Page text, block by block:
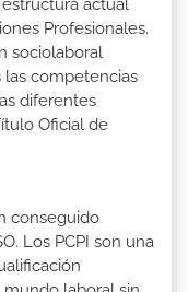
actual
Profesionales.
sociolaboral
las competencias
diferentes
Oficial de
conseguido
Los PCPI son una